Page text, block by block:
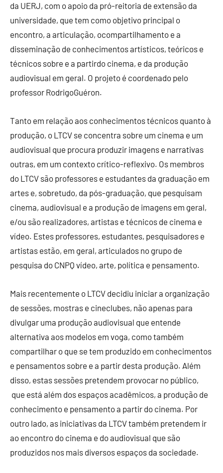
da UERJ, com o apoio da pró-reitoria de extensão da
universidade, que tem como objetivo principal o
encontro, a articulação, ocompartilhamento e a
disseminação de conhecimentos artísticos, teóricos e
técnicos sobre e a partirdo cinema, e da produção
audiovisual em geral. O projeto é coordenado pelo
professor RodrigoGuéron.
Tanto em relação aos conhecimentos técnicos quanto à
produção, o LTCV se concentra sobre um cinema e um
audiovisual que procura produzir imagens e narrativas
outras, em um contexto crítico-reflexivo. Os membros
do LTCV são professores e estudantes da graduação em
artes e, sobretudo, da pós-graduação, que pesquisam
cinema, audiovisual e a produção de imagens em geral,
e/ou são realizadores, artistas e técnicos de cinema e
vídeo. Estes professores, estudantes, pesquisadores e
artistas estão, em geral, articulados no grupo de
pesquisa do CNPQ vídeo, arte, política e pensamento.
Mais recentemente o LTCV decidiu iniciar a organização
de sessões, mostras e cineclubes, não apenas para
divulgar uma produção audiovisual que entende
alternativa aos modelos em voga, como também
compartilhar o que se tem produzido em conhecimentos
e pensamentos sobre e a partir desta produção. Além
disso, estas sessões pretendem provocar no público,
que está além dos espaços acadêmicos, a produção de
conhecimento e pensamento a partir do cinema. Por
outro lado, as iniciativas da LTCV também pretendem ir
ao encontro do cinema e do audiovisual que são
produzidos nos mais diversos espaços da sociedade.